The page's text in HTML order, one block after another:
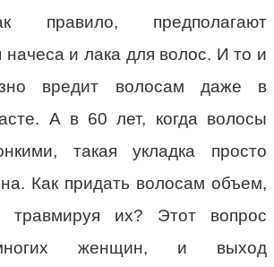
правило, предполагают
начеса и лака для волос. И то и
вредит волосам даже в
А в 60 лет, когда волосы
такая укладка просто
Как придать волосам объем,
их? Этот вопрос
женщин, и выход